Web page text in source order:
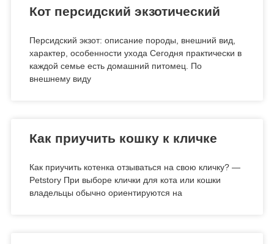
Кот персидский экзотический
Персидский экзот: описание породы, внешний вид,
характер, особенности ухода Сегодня практически в
каждой семье есть домашний питомец. По
внешнему виду
Как приучить кошку к кличке
Как приучить котенка отзываться на свою кличку? —
Petstory При выборе клички для кота или кошки
владельцы обычно ориентируются на